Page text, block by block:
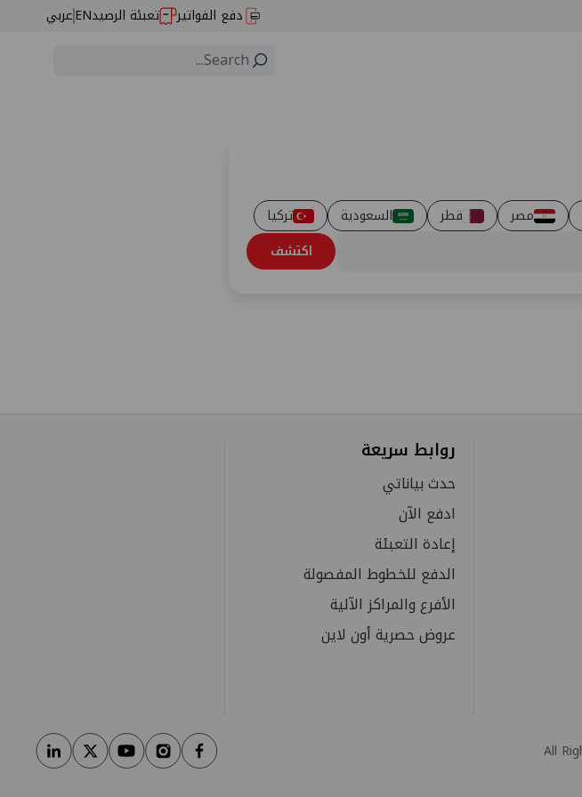
دفع الفواتير تعبئة الرصيدENعربي
مصر قطر السعودية تركيا
اكتشف
روابط سريعة
حدث بياناتي
ادفع الآن
إعادة التعبئة
الدفع للخطوط المفصولة
الأفرع والمراكز الآلية
عروض حصرية أون لاين